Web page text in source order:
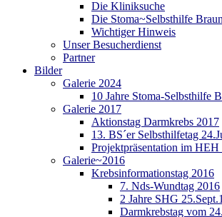
Die Kliniksuche
Die Stoma~Selbsthilfe
Wichtiger Hinweis
Unser Besucherdienst
Partner
Bilder
Galerie 2024
10 Jahre Stoma-Selbsthilfe
Galerie 2017
Aktionstag Darmkrebs 2017
13. BS´er Selbsthilfetag
Projektpräsentation im HEH
Galerie~2016
Krebsinformationstag 2016
7. Nds-Wundtag 2016
2 Jahre SHG
Darmkrebstag vom